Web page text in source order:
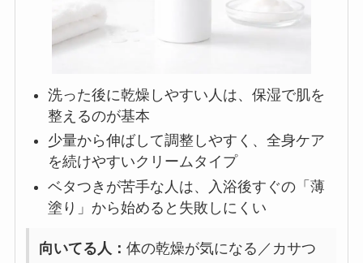
洗った後に乾燥しやすい人は、保湿で肌を
整えるのが基本
少量から伸ばして調整しやすく、全身ケア
を続けやすいクリームタイプ
ベタつきが苦手な人は、入浴後すぐの「薄
塗り」から始めると失敗しにくい
向いてる人：体の乾燥が気になる／カサつ